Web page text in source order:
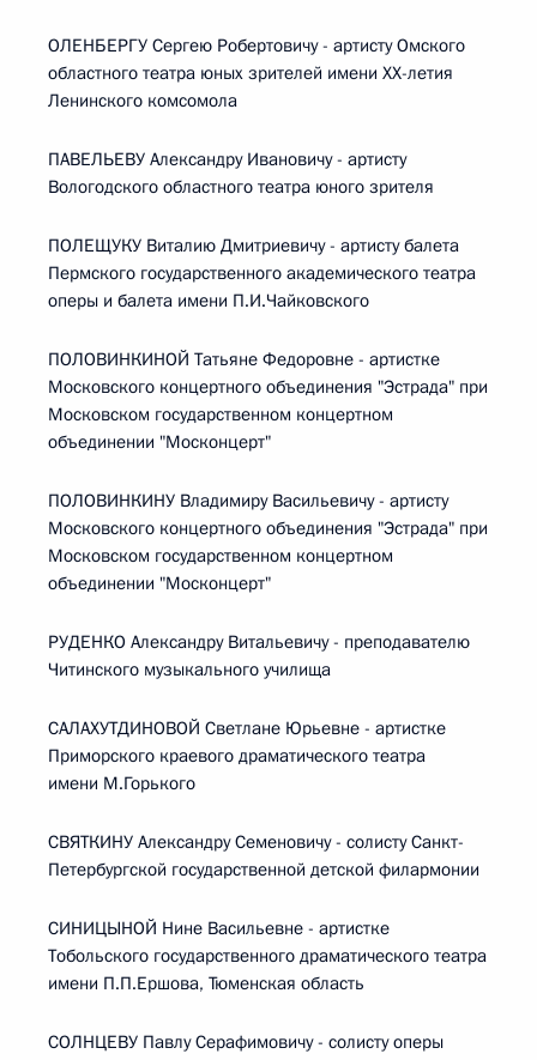
ОЛЕНБЕРГУ Сергею Робертовичу - артисту Омского
областного театра юных зрителей имени ХХ-летия
Ленинского комсомола
ПАВЕЛЬЕВУ Александру Ивановичу - артисту
Вологодского областного театра юного зрителя
ПОЛЕЩУКУ Виталию Дмитриевичу - артисту балета
Пермского государственного академического театра
оперы и балета имени П.И.Чайковского
ПОЛОВИНКИНОЙ Татьяне Федоровне - артистке
Московского концертного объединения "Эстрада" при
Московском государственном концертном
объединении "Москонцерт"
ПОЛОВИНКИНУ Владимиру Васильевичу - артисту
Московского концертного объединения "Эстрада" при
Московском государственном концертном
объединении "Москонцерт"
РУДЕНКО Александру Витальевичу - преподавателю
Читинского музыкального училища
САЛАХУТДИНОВОЙ Светлане Юрьевне - артистке
Приморского краевого драматического театра
имени М.Горького
СВЯТКИНУ Александру Семеновичу - солисту Санкт-
Петербургской государственной детской филармонии
СИНИЦЫНОЙ Нине Васильевне - артистке
Тобольского государственного драматического театра
имени П.П.Ершова, Тюменская область
СОЛНЦЕВУ Павлу Серафимовичу - солисту оперы